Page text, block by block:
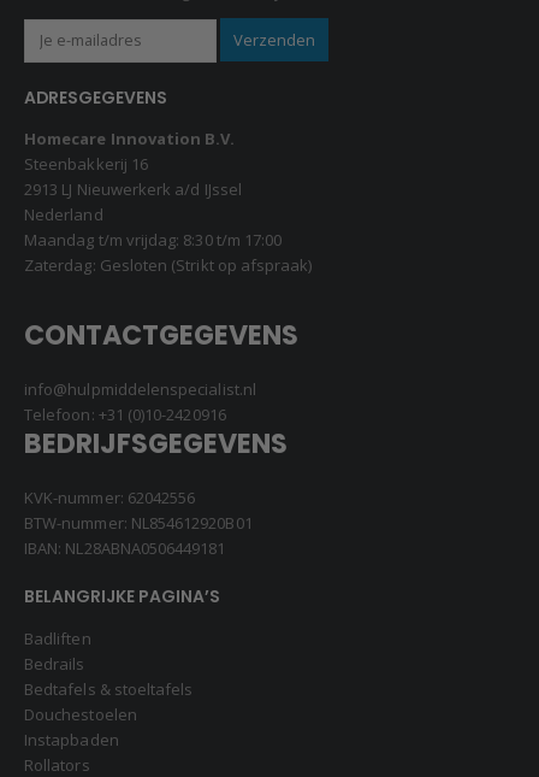
Steenbakkerij 16
2913 LJ Nieuwerkerk a/d IJssel
Nederland
Maandag t/m vrijdag: 8:30 t/m 17:00
Zaterdag: Gesloten (Strikt op afspraak)
Telefoon:+31 (0)10-2420916
BEDRIJFSGEGEVENS
BTW-nummer: NL854612920B01
IBAN: NL28ABNA0506449181
Bedrails
Bedtafels & stoeltafels
Douchestoelen
Instapbaden
Rollators
Sta-op lift